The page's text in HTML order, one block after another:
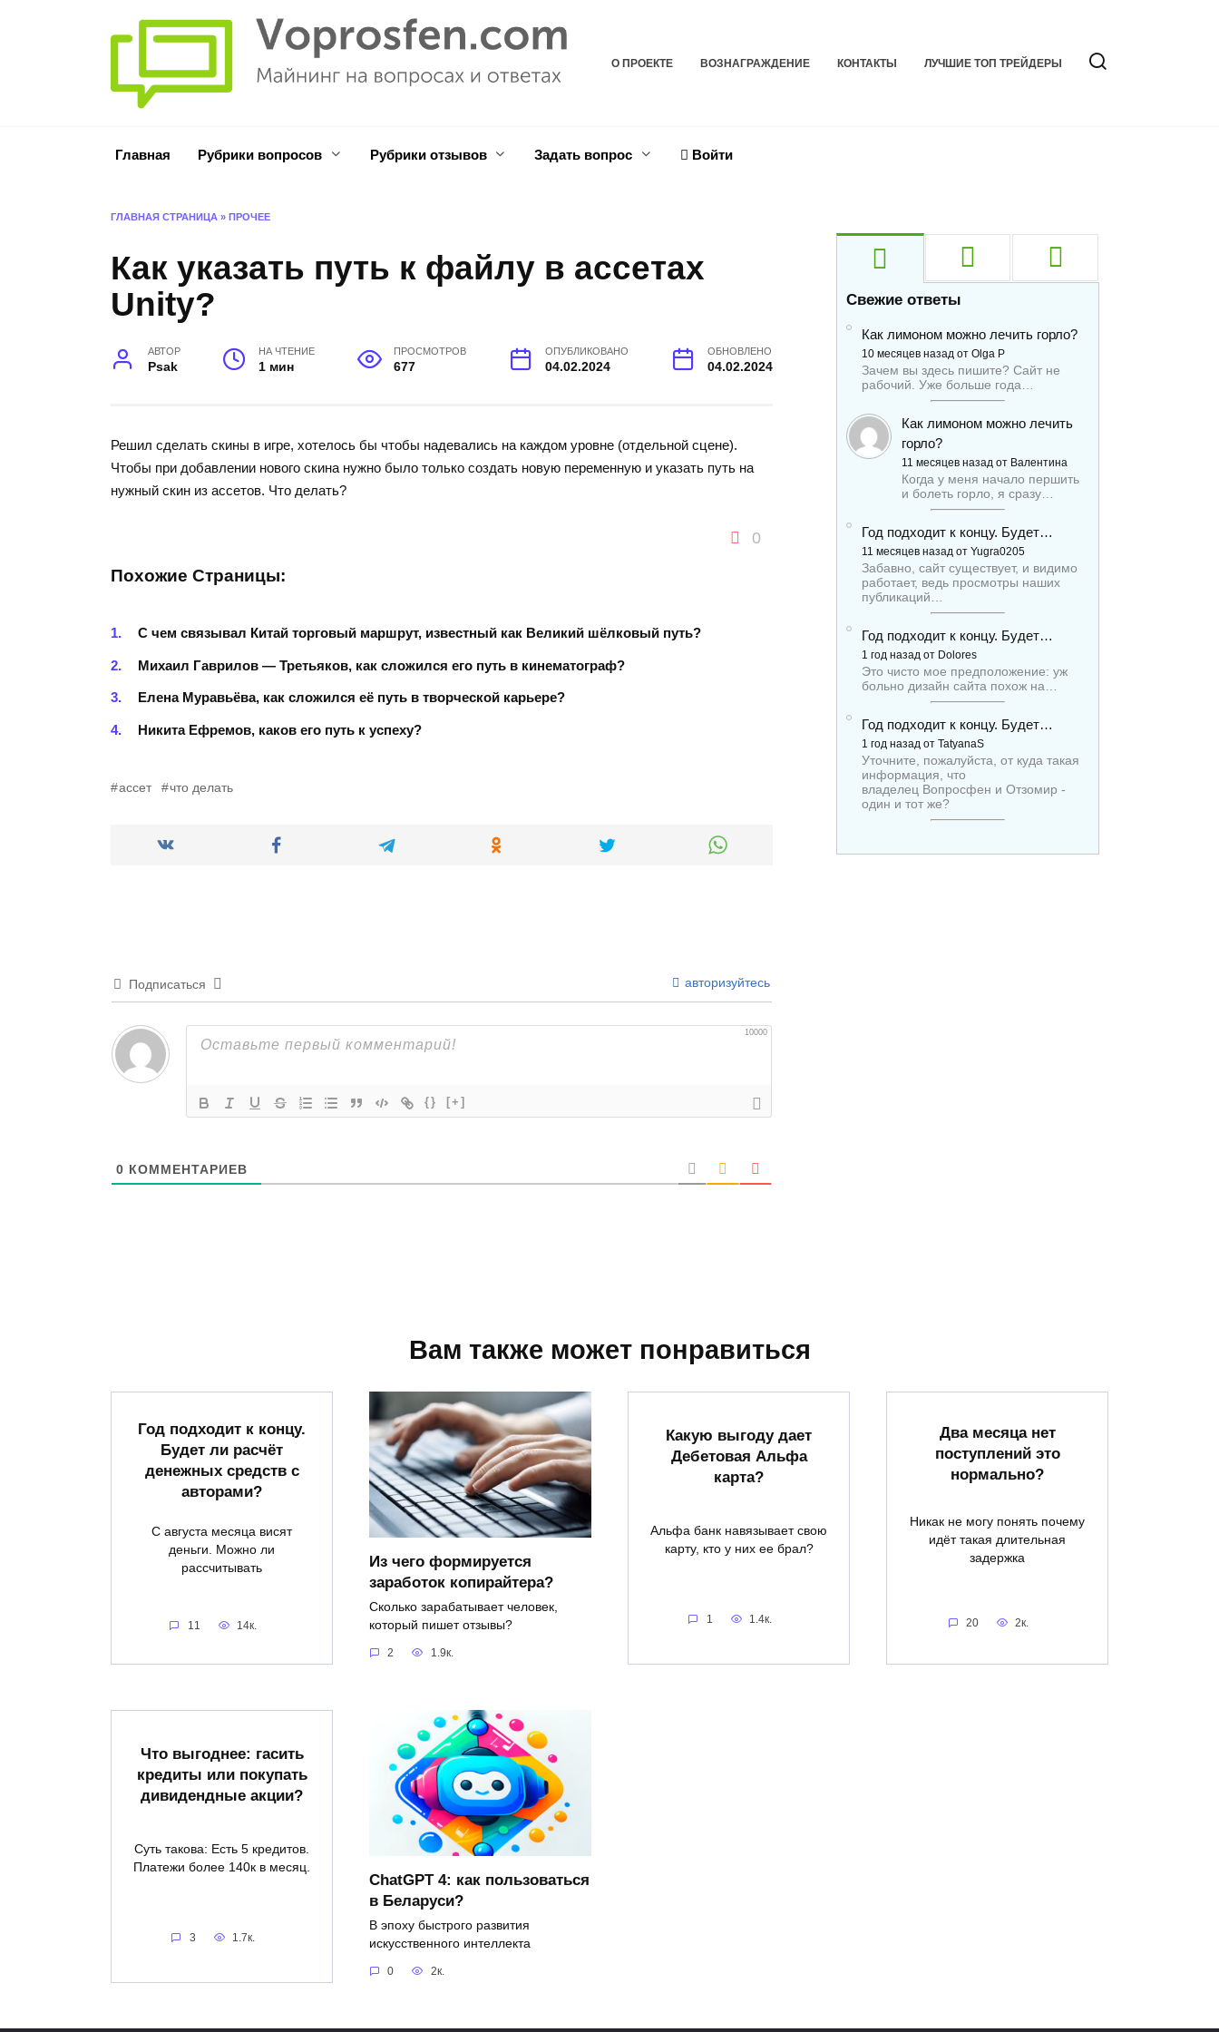
О ПРОЕКТЕ ВОЗНАГРАЖДЕНИЕ КОНТАКТЫ ЛУЧШИЕ ТОП ТРЕЙДЕРЫ
Главная Рубрики вопросов Рубрики отзывов Задать вопрос Войти
ГЛАВНАЯ СТРАНИЦА » ПРОЧЕЕ
Как указать путь к файлу в ассетах
Unity?
АВТОР
Psak
НА ЧТЕНИЕ
1 мин
ПРОСМОТРОВ
677
ОПУБЛИКОВАНО
04.02.2024
ОБНОВЛЕНО
04.02.2024
Решил сделать скины в игре, хотелось бы чтобы надевались на каждом уровне (отдельной сцене).
Чтобы при добавлении нового скина нужно было только создать новую переменную и указать путь на
нужный скин из ассетов. Что делать?
0
Похожие Страницы:
С чем связывал Китай торговый маршрут, известный как Великий шёлковый путь?
Михаил Гаврилов — Третьяков, как сложился его путь в кинематограф?
Елена Муравьёва, как сложился её путь в творческой карьере?
Никита Ефремов, каков его путь к успеху?
ассет что делать
Подписаться авторизуйтесь
10000
{} [+]
0 КОММЕНТАРИЕВ
Свежие ответы
Как лимоном можно лечить горло?
10 месяцев назад от Olga P
Зачем вы здесь пишите? Сайт не
рабочий. Уже больше года…
Как лимоном можно лечить
горло?
11 месяцев назад от Валентина
Когда у меня начало першить
и болеть горло, я сразу…
Год подходит к концу. Будет…
11 месяцев назад от Yugra0205
Забавно, сайт существует, и видимо
работает, ведь просмотры наших
публикаций…
Год подходит к концу. Будет…
1 год назад от Dolores
Это чисто мое предположение: уж
больно дизайн сайта похож на…
Год подходит к концу. Будет…
1 год назад от TatyanaS
Уточните, пожалуйста, от куда такая
информация, что
владелец Вопросфен и Отзомир -
один и тот же?
Вам также может понравиться
Год подходит к концу.
Будет ли расчёт
денежных средств с
авторами?
С августа месяца висят
деньги. Можно ли
рассчитывать
11 14к.
Из чего формируется
заработок копирайтера?
Сколько зарабатывает человек,
который пишет отзывы?
2 1.9к.
Какую выгоду дает
Дебетовая Альфа
карта?
Альфа банк навязывает свою
карту, кто у них ее брал?
1 1.4к.
Два месяца нет
поступлений это
нормально?
Никак не могу понять почему
идёт такая длительная
задержка
20 2к.
Что выгоднее: гасить
кредиты или покупать
дивидендные акции?
Суть такова: Есть 5 кредитов.
Платежи более 140к в месяц.
3 1.7к.
ChatGPT 4: как пользоваться
в Беларуси?
В эпоху быстрого развития
искусственного интеллекта
0 2к.